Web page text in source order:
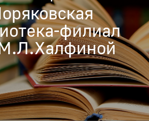
филиал